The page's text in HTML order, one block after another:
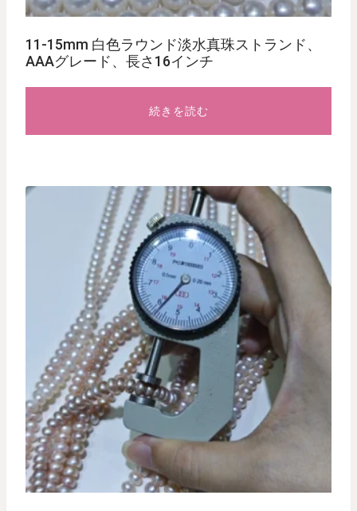
11-15mm 白色ラウンド淡水真珠ストランド、
AAAグレード、長さ16インチ
続きを読む